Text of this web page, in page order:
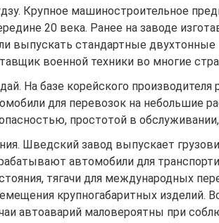
Крупное машиностроительное
20 века. Ранее на заводе
выпускать стандартные
военной техники во многие
На базе корейского
для перевозок на небольшие
простотой в
Шведский завод выпускает
автомобили для
тягачи для международных
крупногабаритных изделий.
автоаварий маловероятны при